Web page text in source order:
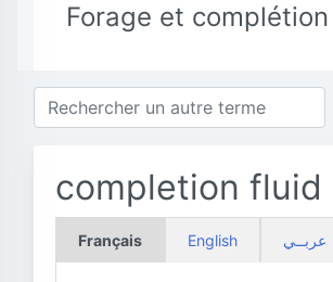
Forage et
completion fluid
Français English عربــي